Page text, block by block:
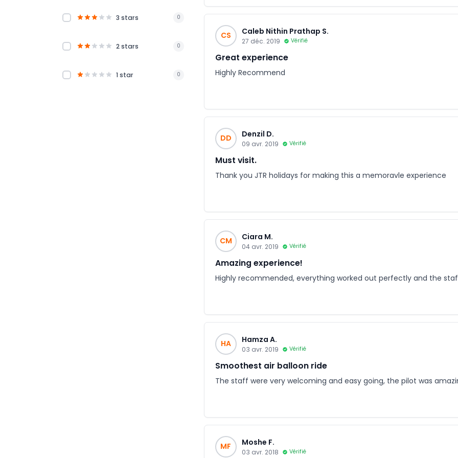
3 stars 0
2 stars 0
1 star 0
CS Caleb Nithin Prathap S.
27 déc. 2019 Vérifié
Great experience
Highly Recommend
DD Denzil D.
09 avr. 2019 Vérifié
Must visit.
Thank you JTR holidays for making this a memoravle experience
CM Ciara M.
04 avr. 2019 Vérifié
Amazing experience!
Highly recommended, everything worked out perfectly and the
HA Hamza A.
03 avr. 2019 Vérifié
Smoothest air balloon ride
The staff were very welcoming and easy going, the pilot was
MF Moshe F.
03 avr. 2018 Vérifié